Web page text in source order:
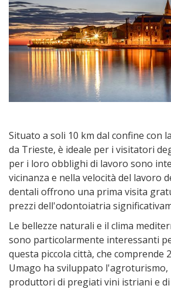
Situato a soli 10 km dal confine con
da Trieste, è ideale per i visitatori
per i loro obblighi di lavoro sono
vicinanza e nella velocità del lavoro
dentali offrono una prima visita
prezzi dell'odontoiatria
Le bellezze naturali e il clima
sono particolarmente interessanti
questa piccola città, che comprende
Umago ha sviluppato l'agroturismo,
produttori di pregiati vini istriani e